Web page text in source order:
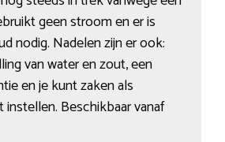
geen stroom en er is
nodig. Nadelen zijn er ook:
van water en zout, een
en je kunt zaken als
Beschikbaar vanaf